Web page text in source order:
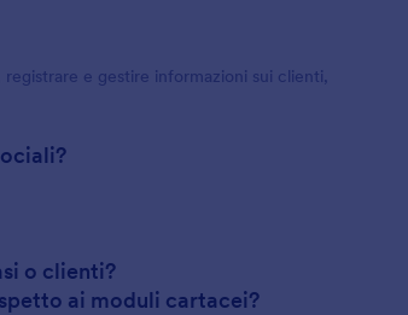
e gestire informazioni sui clienti,
o clienti?
ai moduli cartacei?